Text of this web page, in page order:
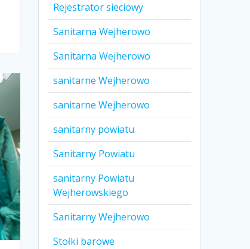
Rejestrator sieciowy
Sanitarna Wejherowo
Sanitarna Wejherowo
sanitarne Wejherowo
sanitarne Wejherowo
sanitarny powiatu
Sanitarny Powiatu
sanitarny Powiatu
Wejherowskiego
Sanitarny Wejherowo
Stołki barowe